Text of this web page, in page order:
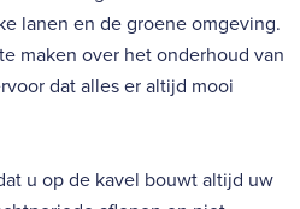
lanen en de groene omgeving.
maken over het onderhoud van
dat alles er altijd mooi
u op de kavel bouwt altijd uw